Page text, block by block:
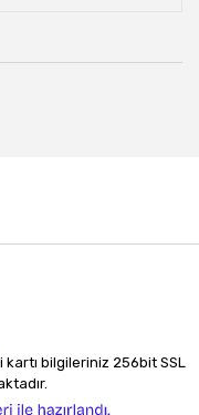
bilgileriniz 256bit SSL
e-